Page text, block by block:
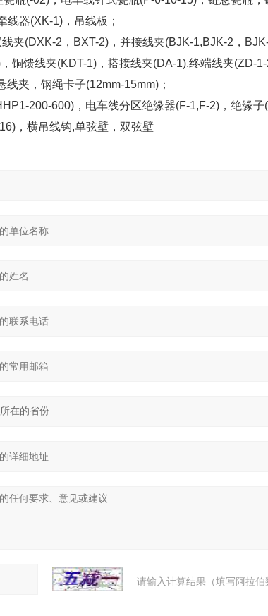
线器(XK-1)，吊线板；
夹(DXK-2，BXT-2)，并接线夹(BJK-1,BJK-2，
铜馈线夹(KDT-1)，搭接线夹(DA-1),终端线夹(ZD-
夹，钢绳卡子(12mm-15mm)；
200-600)，电车线分区绝缘器(F-1,F-2)，绝缘子
，横吊线钩,单弦壁，双弦壁
请输入计算结果（填写阿拉